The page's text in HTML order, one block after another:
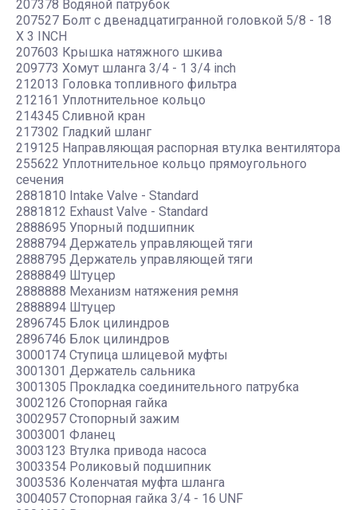
207378 Водяной патрубок
207527 Болт с двенадцатигранной головкой 5/8 - 18
X 3 INCH
207603 Крышка натяжного шкива
209773 Хомут шланга 3/4 - 1 3/4 inch
212013 Головка топливного фильтра
212161 Уплотнительное кольцо
214345 Сливной кран
217302 Гладкий шланг
219125 Направляющая распорная втулка вентилятора
255622 Уплотнительное кольцо прямоугольного
сечения
2881810 Intake Valve - Standard
2881812 Exhaust Valve - Standard
2888695 Упорный подшипник
2888794 Держатель управляющей тяги
2888795 Держатель управляющей тяги
2888849 Штуцер
2888888 Механизм натяжения ремня
2888894 Штуцер
2896745 Блок цилиндров
2896746 Блок цилиндров
3000174 Ступица шлицевой муфты
3001301 Держатель сальника
3001305 Прокладка соединительного патрубка
3002126 Стопорная гайка
3002957 Стопорный зажим
3003001 Фланец
3003123 Втулка привода насоса
3003354 Роликовый подшипник
3003536 Коленчатая муфта шланга
3004057 Стопорная гайка 3/4 - 16 UNF